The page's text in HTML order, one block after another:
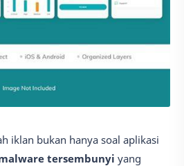
iklan bukan hanya soal aplikasi
tersembunyi yang